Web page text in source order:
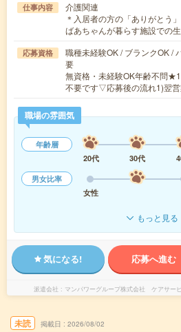
仕事内容
介護関連
＊入居者の方の「ありがとう
ばあちゃんが暮らす施設での
応募資格
職種未経験OK / ブランクOK /
要
無資格・未経験OK年齢不問
不要です▽応募後の流れ1)翌
職場の雰囲気
年齢層
20代
30代
男女比率
女性
もっと見る
気になる! 応募へ進む
派遣会社 マンパワーグループ株式会社 ケアサー
未読 掲載日 2026/08/02